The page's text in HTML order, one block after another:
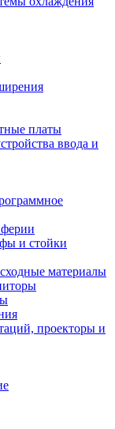
платы
ввода и
и стойки
материалы
проекторы и